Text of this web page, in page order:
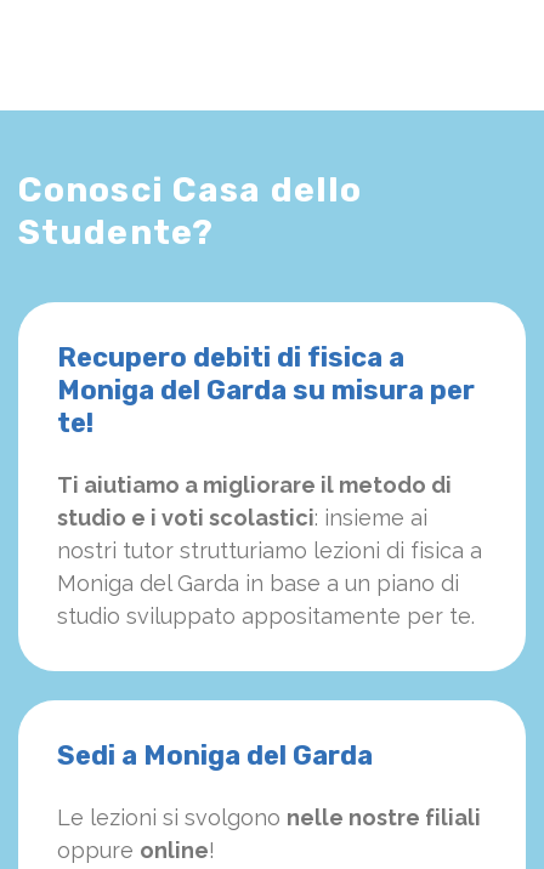
Conosci Casa dello
Studente?
Recupero debiti di fisica a
Moniga del Garda su misura per
te!
Ti aiutiamo a migliorare il metodo di
studio e i voti scolastici: insieme ai
nostri tutor strutturiamo lezioni di fisica a
Moniga del Garda in base a un piano di
studio sviluppato appositamente per te.
Sedi a Moniga del Garda
Le lezioni si svolgono nelle nostre filiali
oppure online!